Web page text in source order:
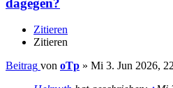
dagegen?
Zitieren
Zitieren
Beitrag von oTp » Mi 3. Jun 2026,